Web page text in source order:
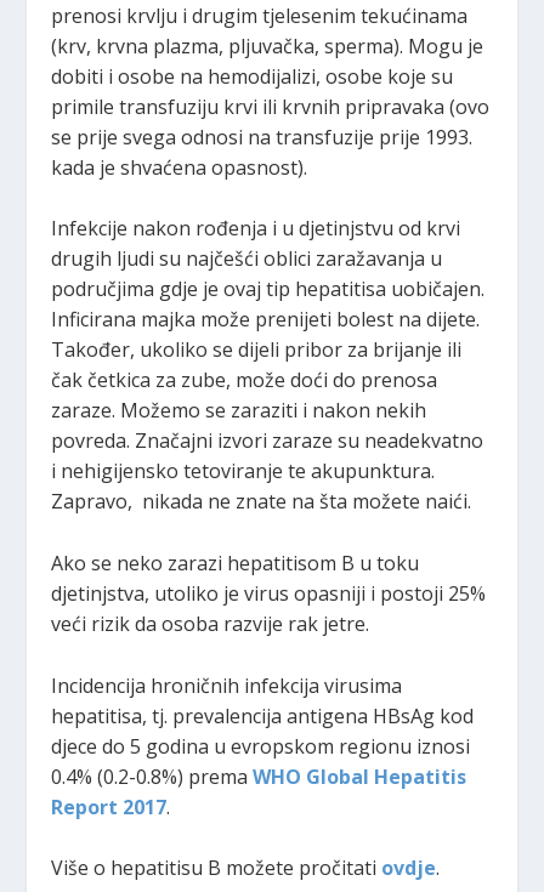
prenosi krvlju i drugim tjelesenim tekućinama
(krv, krvna plazma, pljuvačka, sperma). Mogu je
dobiti i osobe na hemodijalizi, osobe koje su
primile transfuziju krvi ili krvnih pripravaka (ovo
se prije svega odnosi na transfuzije prije 1993.
kada je shvaćena opasnost).
Infekcije nakon rođenja i u djetinjstvu od krvi
drugih ljudi su najčešći oblici zaražavanja u
područjima gdje je ovaj tip hepatitisa uobičajen.
Inficirana majka može prenijeti bolest na dijete.
Također, ukoliko se dijeli pribor za brijanje ili
čak četkica za zube, može doći do prenosa
zaraze. Možemo se zaraziti i nakon nekih
povreda. Značajni izvori zaraze su neadekvatno
i nehigijensko tetoviranje te akupunktura.
Zapravo, nikada ne znate na šta možete naići.
Ako se neko zarazi hepatitisom B u toku
djetinjstva, utoliko je virus opasniji i postoji 25%
veći rizik da osoba razvije rak jetre.
Incidencija hroničnih infekcija virusima
hepatitisa, tj. prevalencija antigena HBsAg kod
djece do 5 godina u evropskom regionu iznosi
0.4% (0.2-0.8%) premaWHO Global Hepatitis
Report 2017.
Više o hepatitisu B možete pročitati ovdje.